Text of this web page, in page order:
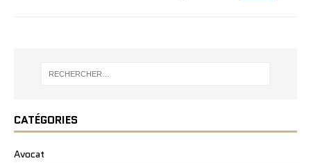
CATÉGORIES
Avocat